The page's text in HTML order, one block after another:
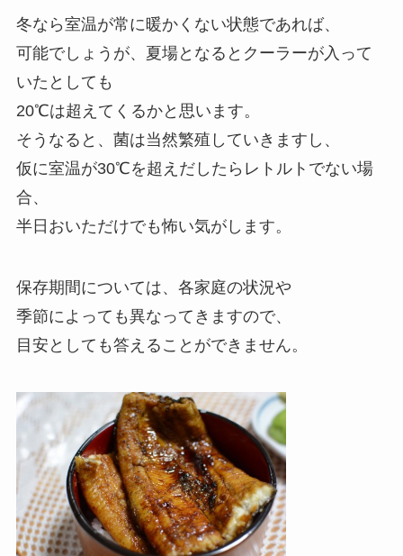
冬なら室温が常に暖かくない状態であれば、
可能でしょうが、夏場となるとクーラーが入って
いたとしても
20℃は超えてくるかと思います。
そうなると、菌は当然繁殖していきますし、
仮に室温が30℃を超えだしたらレトルトでない場
合、
半日おいただけでも怖い気がします。
保存期間については、各家庭の状況や
季節によっても異なってきますので、
目安としても答えることができません。